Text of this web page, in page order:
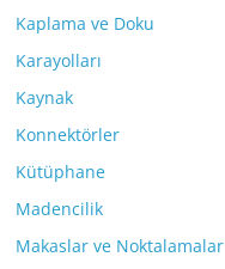
Kaplama ve Doku
Karayolları
Kaynak
Konnektörler
Kütüphane
Madencilik
Makaslar ve Noktalamalar